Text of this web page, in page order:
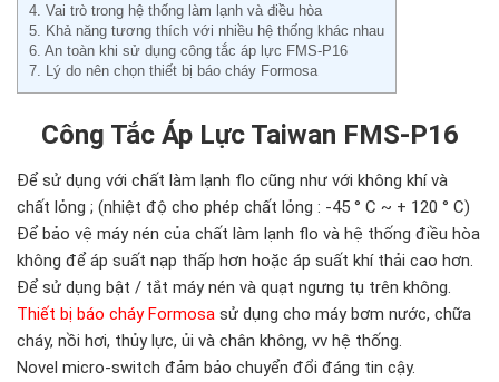
4. Vai trò trong hệ thống làm lạnh và điều hòa
5. Khả năng tương thích với nhiều hệ thống khác nhau
6. An toàn khi sử dụng công tắc áp lực FMS-P16
7. Lý do nên chọn thiết bị báo cháy Formosa
Công Tắc Áp Lực Taiwan FMS-P16
Để sử dụng với chất làm lạnh flo cũng như với không khí và
chất lỏng ; (nhiệt độ cho phép chất lỏng : -45 ° C ~ + 120 ° C)
Để bảo vệ máy nén của chất làm lạnh flo và hệ thống điều hòa
không để áp suất nạp thấp hơn hoặc áp suất khí thải cao hơn.
Để sử dụng bật / tắt máy nén và quạt ngưng tụ trên không.
Thiết bị báo cháy Formosa sử dụng cho máy bơm nước, chữa
cháy, nồi hơi, thủy lực, ủi và chân không, vv hệ thống.
Novel micro-switch đảm bảo chuyển đổi đáng tin cậy.